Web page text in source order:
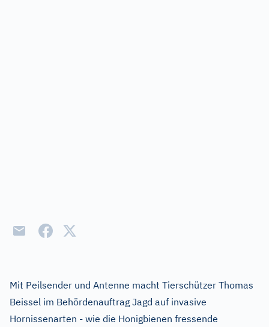
Mit Peilsender und Antenne macht Tierschützer Thomas
Beissel im Behördenauftrag Jagd auf invasive
Hornissenarten - wie die Honigbienen fressende